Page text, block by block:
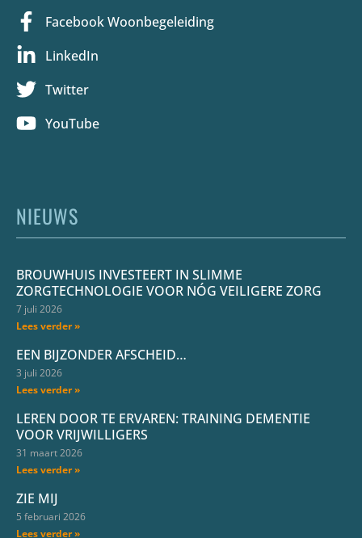
Facebook Woonbegeleiding
LinkedIn
Twitter
YouTube
NIEUWS
BROUWHUIS INVESTEERT IN SLIMME
ZORGTECHNOLOGIE VOOR NÓG VEILIGERE ZORG
7 juli 2026
Lees verder »
EEN BIJZONDER AFSCHEID…
3 juli 2026
Lees verder »
LEREN DOOR TE ERVAREN: TRAINING DEMENTIE
VOOR VRIJWILLIGERS
31 maart 2026
Lees verder »
ZIE MIJ
5 februari 2026
Lees verder »